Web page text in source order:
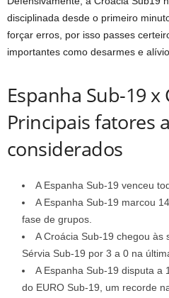
disciplinada desde o primeiro
forçar erros, por isso passes
importantes como desarmes e
Espanha Sub-19 x
Principais fatores
considerados
A Espanha Sub-19 venceu
A Espanha Sub-19 marcou
fase de grupos.
A Croácia Sub-19 chegou às
Sérvia Sub-19 por 3 a 0 na
A Espanha Sub-19 disputa a
do EURO Sub-19, um recorde